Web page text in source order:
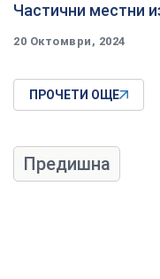
Частични местни
20 Октомври, 2024
ПРОЧЕТИ ОЩЕ
Предишна